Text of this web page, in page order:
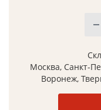
Москва, Санкт-
Воронеж,